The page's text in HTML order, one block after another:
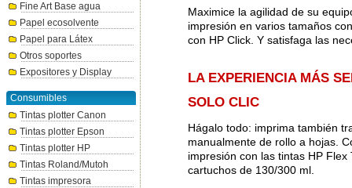
Fine Art Base agua
Papel ecosolvente
Papel para Látex
Otros soportes
Expositores y Display
Consumibles
Tintas plotter Canon
Tintas plotter Epson
Tintas plotter HP
Tintas Roland/Mutoh
Tintas impresora
Maximice la agilidad de su
impresión en varios tamaños
con HP Click. Y satisfaga las
LA EXPERIENCIA MÁS
SOLO CLIC
Hágalo todo: imprima también
manualmente de rollo a hojas.
impresión con las tintas HP
cartuchos de 130/300 ml.